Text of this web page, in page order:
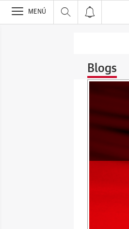
>
MENÚ
Blogs